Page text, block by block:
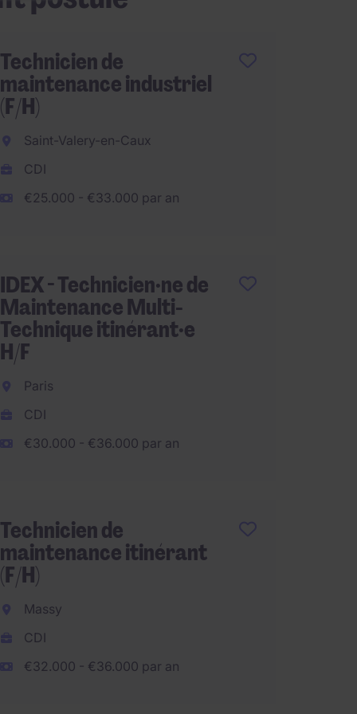
Technicien de
maintenance industriel
(F/H)
Saint-Valery-en-Caux
CDI
€25.000 - €33.000 par an
IDEX - Technicien·ne de
Maintenance Multi-
Technique itinérant·e
H/F
Paris
CDI
€30.000 - €36.000 par an
Technicien de
maintenance itinérant
(F/H)
Massy
CDI
€32.000 - €36.000 par an